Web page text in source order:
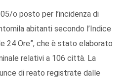
o posto per l’incidenza di
abitanti secondo l’Indice
24 Ore”, che è stato elaborato
relativi a 106 città. La
di reato registrate dalle